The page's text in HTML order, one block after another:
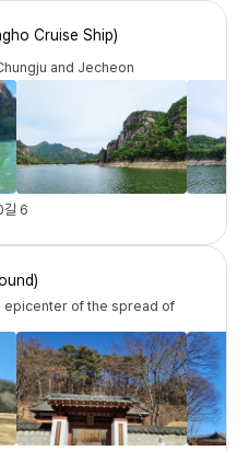
Cruise Ship)
and Jecheon
길 6
epicenter of the spread of